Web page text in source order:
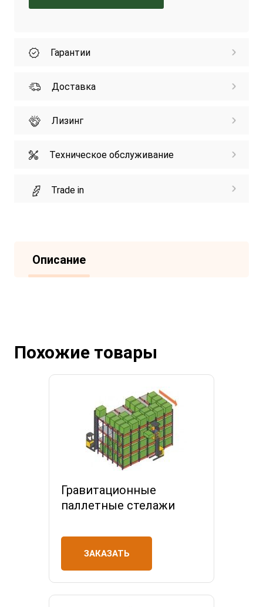
Гарантии
Доставка
Лизинг
Техническое обслуживание
Trade in
Описание
Похожие товары
Гравитационные
паллетные стелажи
ЗАКАЗАТЬ